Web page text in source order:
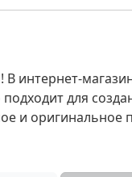
интернет-
для
и